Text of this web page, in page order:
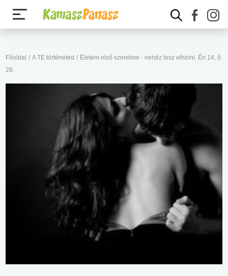
Főoldal / A TE történeted / Életem első szerelme - nehéz lesz elhinni. Én 14, ő
26.